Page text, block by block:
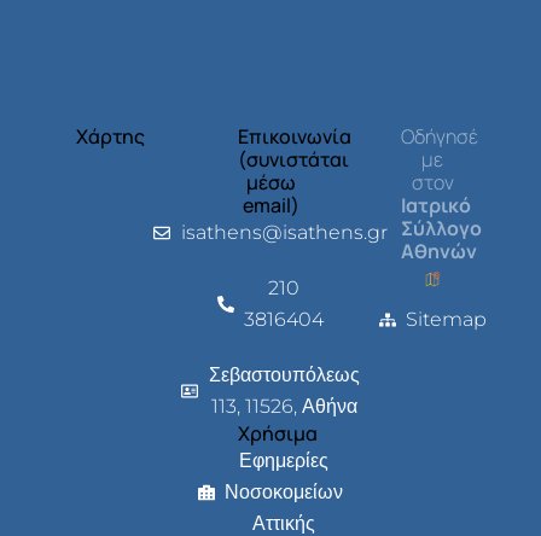
Χάρτης
Επικοινωνία
(συνιστάται
μέσω
email)
isathens@isathens.gr
210
3816404
Σεβαστουπόλεως
113, 11526, Αθήνα
Χρήσιμα
Εφημερίες
Νοσοκομείων
Αττικής
Οδήγησέ
με
στον
Ιατρικό
Σύλλογο
Αθηνών
Sitemap